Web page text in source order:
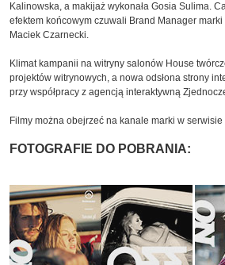
Kalinowska, a makijaż wykonała Gosia Sulima.
efektem końcowym czuwali Brand Manager
Maciek Czarnecki.
Klimat kampanii na witryny salonów House
projektów witrynowych, a nowa odsłona strony
przy współpracy z agencją interaktywną
Filmy można obejrzeć na kanale marki w serwisie
FOTOGRAFIE DO POBRANIA: